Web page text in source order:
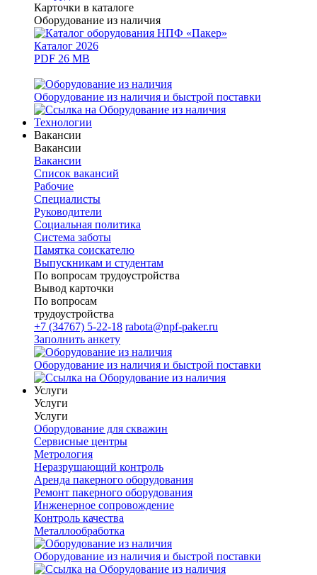
Карточки в каталоге
Оборудование из наличия
Каталог 2026
PDF 26 MB
Оборудование из наличия и быстрой поставки
Технологии
Вакансии
Вакансии
Вакансии
Список вакансий
Рабочие
Специалисты
Руководители
Cоциальная политика
Система заботы
Памятка соискателю
Выпускникам и студентам
По вопросам трудоустройства
Вывод карточки
По вопросам
трудоустройства
+7 (34767) 5-22-18 rabota@npf-paker.ru
Заполнить анкету
Оборудование из наличия и быстрой поставки
Услуги
Услуги
Услуги
Оборудование для скважин
Сервисные центры
Метрология
Неразрушающий контроль
Аренда пакерного оборудования
Ремонт пакерного оборудования
Инженерное сопровождение
Контроль качества
Металлообработка
Оборудование из наличия и быстрой поставки